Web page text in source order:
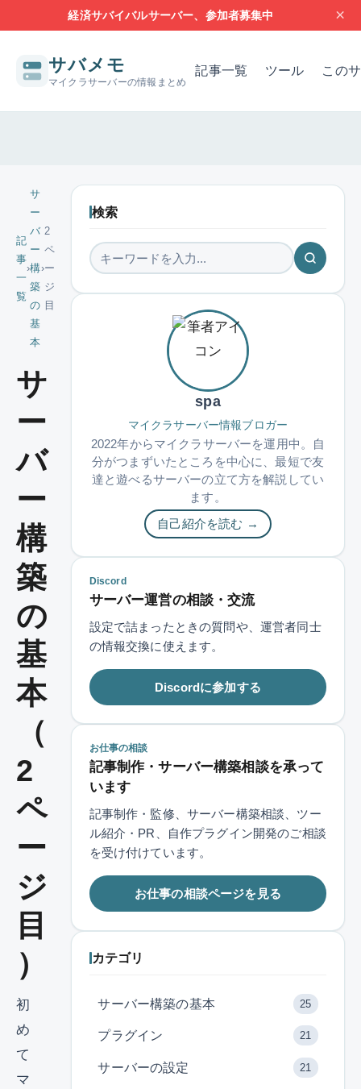
経済サバイバルサーバー、参加者募集中 ×
サバメモ
マイクラサーバーの情報まとめ
記事一覧 ツール この
記
事
一
覧
›
サ
ー
バ
ー
構
築
の
基
本
›
2
ペ
ー
ジ
目
サ
ー
バ
ー
構
築
の
基
本
（
2
ペ
ー
ジ
目
）
初
め
て
マ
検索
spa
マイクラサーバー情報ブロガー
2022年からマイクラサーバーを運用中。自
分がつまずいたところを中心に、最短で友
達と遊べるサーバーの立て方を解説してい
ます。
自己紹介を読む →
Discord
サーバー運営の相談・交流
設定で詰まったときの質問や、運営者同士
の情報交換に使えます。
Discordに参加する
お仕事の相談
記事制作・サーバー構築相談を承って
います
記事制作・監修、サーバー構築相談、ツー
ル紹介・PR、自作プラグイン開発のご相談
を受け付けています。
お仕事の相談ページを見る
カテゴリ
サーバー構築の基本 25
プラグイン 21
サーバーの設定 21